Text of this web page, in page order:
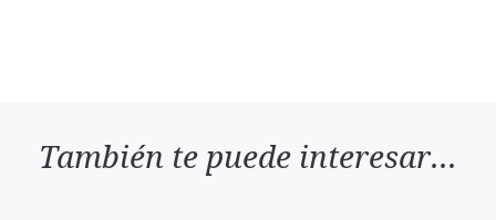
También te puede interesar...